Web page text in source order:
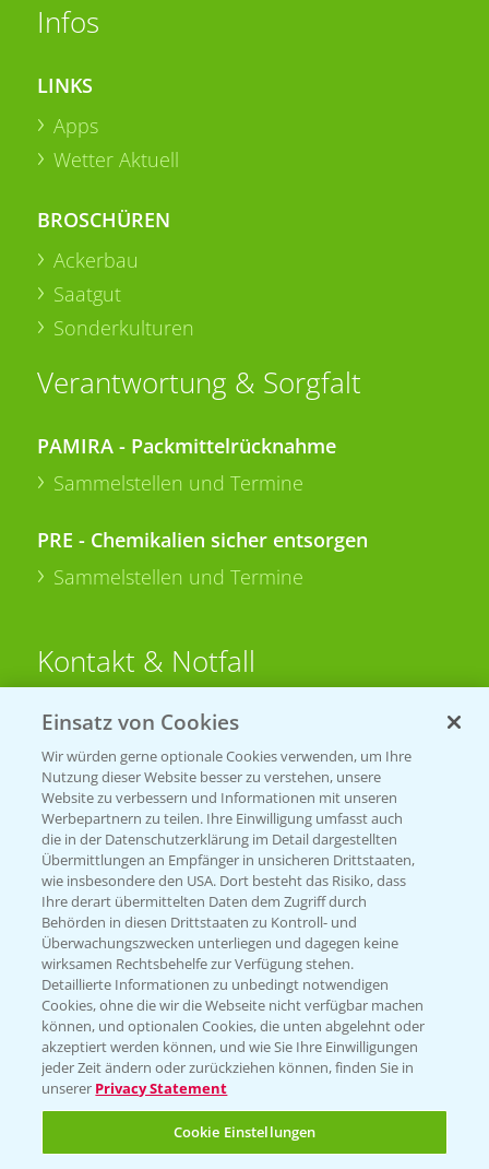
Infos
LINKS
Apps
Wetter Aktuell
BROSCHÜREN
Ackerbau
Saatgut
Sonderkulturen
Verantwortung & Sorgfalt
PAMIRA - Packmittelrücknahme
Sammelstellen und Termine
PRE - Chemikalien sicher entsorgen
Sammelstellen und Termine
Kontakt & Notfall
Beratung auf WhatsApp
T.+49 (0)174 346 564 1
KONTAKT
Hilfe in Notfällen
T.+49 (0)214/30-20220
Folgen Sie uns
Einsatz von Cookies
Wir würden gerne optionale Cookies verwenden, um Ihre
Nutzung dieser Website besser zu verstehen, unsere
Website zu verbessern und Informationen mit unseren
Werbepartnern zu teilen. Ihre Einwilligung umfasst auch
die in der Datenschutzerklärung im Detail dargestellten
Übermittlungen an Empfänger in unsicheren Drittstaaten,
wie insbesondere den USA. Dort besteht das Risiko, dass
Ihre derart übermittelten Daten dem Zugriff durch
Behörden in diesen Drittstaaten zu Kontroll- und
Überwachungszwecken unterliegen und dagegen keine
wirksamen Rechtsbehelfe zur Verfügung stehen.
Detaillierte Informationen zu unbedingt notwendigen
Cookies, ohne die wir die Webseite nicht verfügbar machen
können, und optionalen Cookies, die unten abgelehnt oder
akzeptiert werden können, und wie Sie Ihre Einwilligungen
jeder Zeit ändern oder zurückziehen können, finden Sie in
unserer Privacy Statement
Cookie Einstellungen